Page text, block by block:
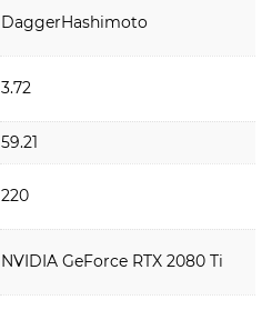
DaggerHashimoto
3.72
59.21
220
NVIDIA GeForce RTX 2080 Ti